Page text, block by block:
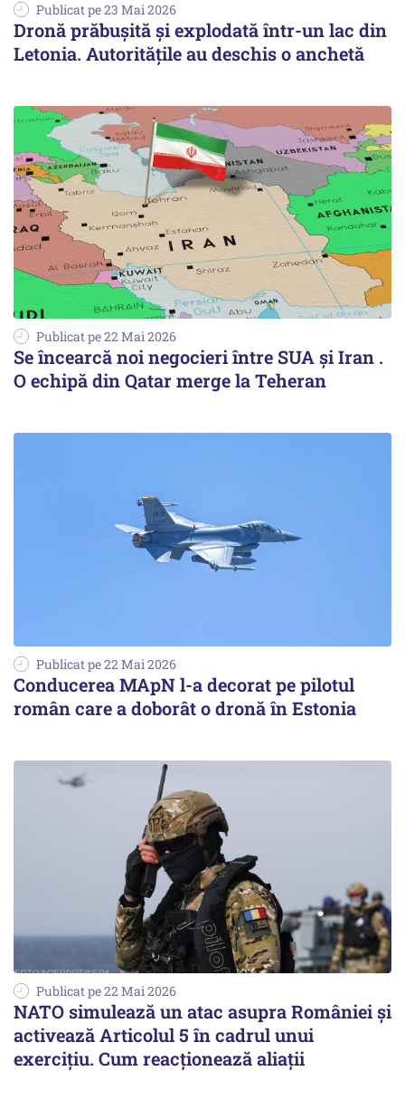
Publicat pe 23 Mai 2026
Dronă prăbușită și explodată într-un lac din
Letonia. Autoritățile au deschis o anchetă
Publicat pe 22 Mai 2026
Se încearcă noi negocieri între SUA şi Iran .
O echipă din Qatar merge la Teheran
Publicat pe 22 Mai 2026
Conducerea MApN l-a decorat pe pilotul
român care a doborât o dronă în Estonia
Publicat pe 22 Mai 2026
NATO simulează un atac asupra României și
activează Articolul 5 în cadrul unui
exercițiu. Cum reacționează aliații